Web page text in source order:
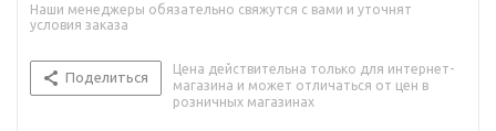
Наши менеджеры обязательно свяжутся с вами и уточнят
условия заказа
Поделиться
Цена действительна только для интернет-
магазина и может отличаться от цен в
розничных магазинах